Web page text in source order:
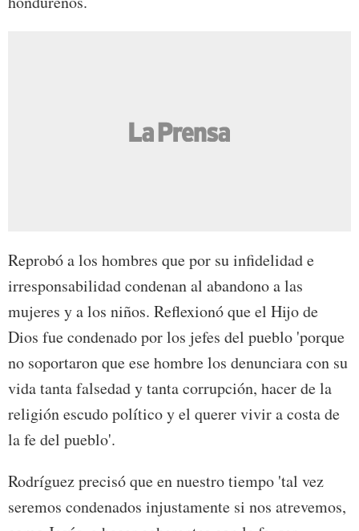
Reprobó a los hombres que por su infidelidad e
irresponsabilidad condenan al abandono a las
mujeres y a los niños. Reflexionó que el Hijo de
Dios fue condenado por los jefes del pueblo 'porque
no soportaron que ese hombre los denunciara con su
vida tanta falsedad y tanta corrupción, hacer de la
religión escudo político y el querer vivir a costa de
la fe del pueblo'.
Rodríguez precisó que en nuestro tiempo 'tal vez
seremos condenados injustamente si nos atrevemos,